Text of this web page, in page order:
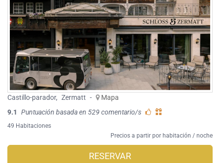
Castillo-parador, Zermatt -
Mapa
9.1
Puntuación basada en 529 comentario/s
49 Habitaciones
Precios a partir por habitación / noche
RESERVAR